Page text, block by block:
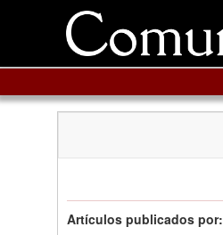
Artículos publicados por: